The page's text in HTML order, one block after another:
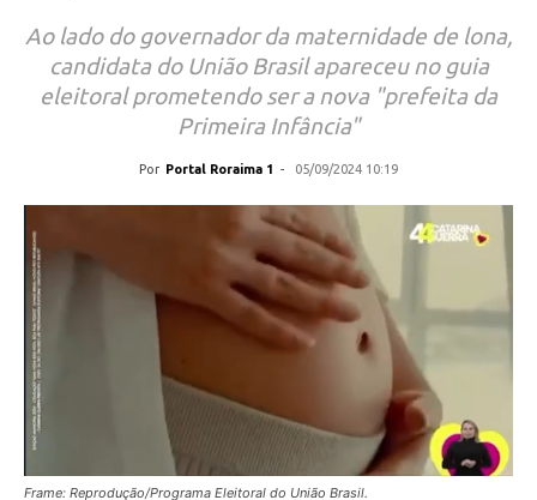
Ao lado do governador da maternidade de lona,
candidata do União Brasil apareceu no guia
eleitoral prometendo ser a nova "prefeita da
Primeira Infância"
Por Portal Roraima 1 - 05/09/2024 10:19
Frame: Reprodução/Programa Eleitoral do União Brasil.